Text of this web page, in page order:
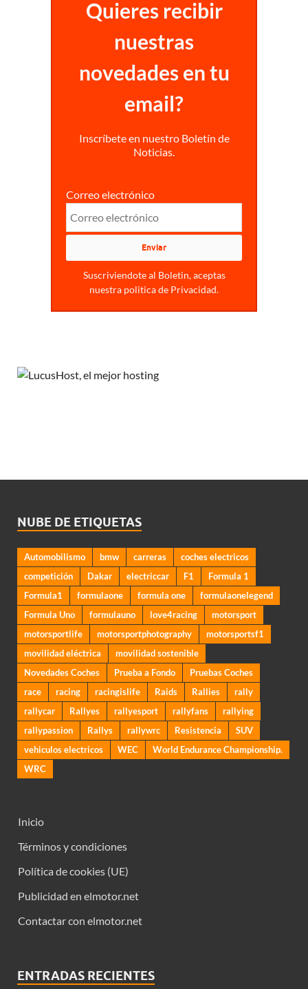
Quieres recibir
nuestras
novedades en tu
email?
Inscríbete en nuestro Boletín de
Noticias.
Correo electrónico
Suscriviendote al Boletin, aceptas
nuestra politica de Privacidad.
NUBE DE ETIQUETAS
Automobilismo bmw carreras
coches electricos
competición
Dakar electriccar F1
Formula 1
Formula1
formulaone formula one
formulaonelegend
Formula Uno
formulauno love4racing
motorsport
motorsportlife
motorsportphotography
motorsportsf1
movilidad eléctrica
movilidad sostenible
Novedades Coches
Prueba a Fondo
Pruebas Coches
race
racing racingislife Raids Rallies
rally
rallycar
Rallyes rallyesport rallyfans
rallying
rallypassion
Rallys rallywrc Resistencia
SUV
vehiculos electricos
WEC
World Endurance Championship.
WRC
Inicio
Términos y condiciones
Política de cookies (UE)
Publicidad en elmotor.net
Contactar con elmotor.net
ENTRADAS RECIENTES